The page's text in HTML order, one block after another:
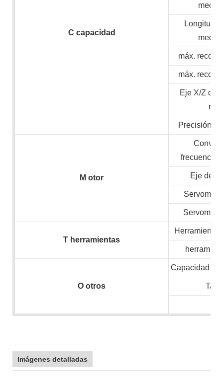
C capacidad
Longitud
máx.
máx.
Eje X/Z de
Precisión
M otor
frecuencia/
Eje de
T herramientas
O otros
Capacidad
Imágenes detalladas